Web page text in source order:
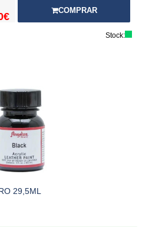
COMPRAR
Stock:
29,5ML